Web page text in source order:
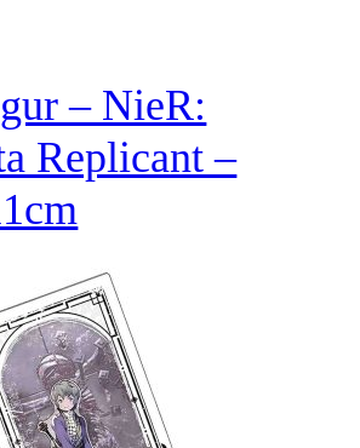
– NieR:
Replicant –